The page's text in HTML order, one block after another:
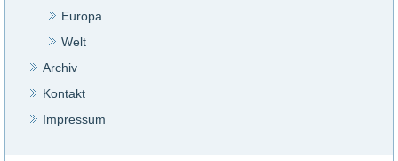
Europa
Welt
Archiv
Kontakt
Impressum